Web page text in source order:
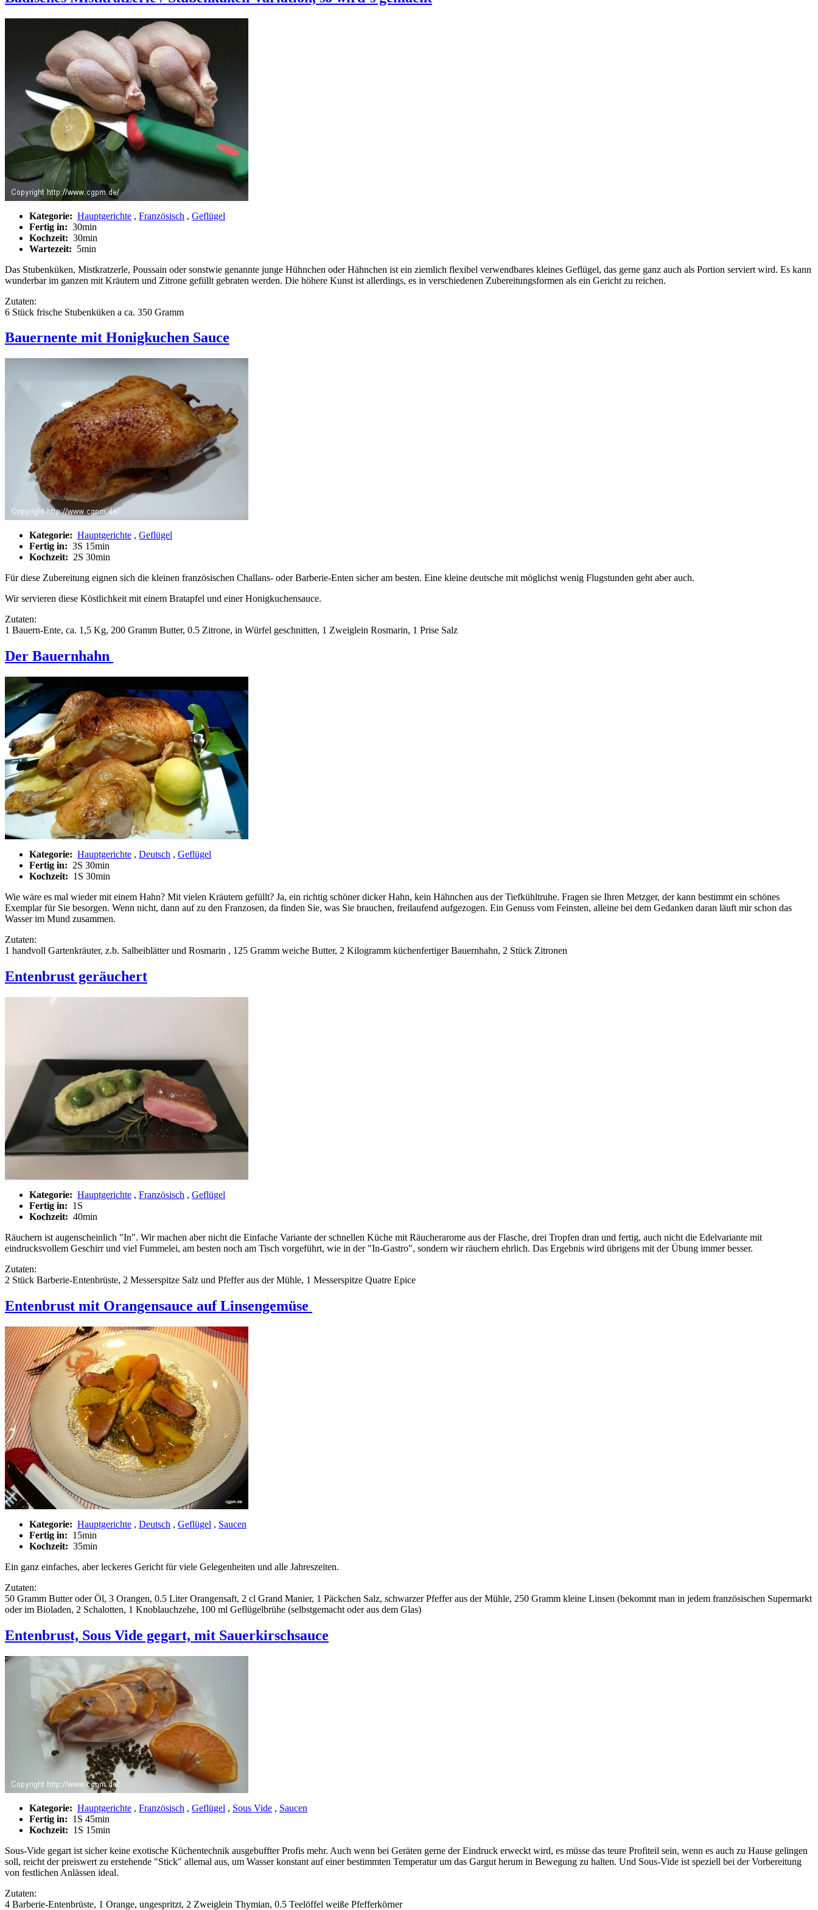
Kategorie: Hauptgerichte , Französisch , Geflügel
Fertig in: 30min
Kochzeit: 30min
Wartezeit: 5min
Das Stubenküken, Mistkratzerle, Poussain oder sonstwie genannte junge Hühnchen oder Hähnchen ist ein ziemlich flexibel verwendbares kleines Geflügel, das gerne ganz auch als Portion serviert wird. Es kann
wunderbar im ganzen mit Kräutern und Zitrone gefüllt gebraten werden. Die höhere Kunst ist allerdings, es in verschiedenen Zubereitungsformen als ein Gericht zu reichen.
Zutaten:
6 Stück frische Stubenküken a ca. 350 Gramm
Bauernente mit Honigkuchen Sauce
Kategorie: Hauptgerichte , Geflügel
Fertig in: 3S 15min
Kochzeit: 2S 30min
Für diese Zubereitung eignen sich die kleinen französischen Challans- oder Barberie-Enten sicher am besten. Eine kleine deutsche mit möglichst wenig Flugstunden geht aber auch.
Wir servieren diese Köstlichkeit mit einem Bratapfel und einer Honigkuchensauce.
Zutaten:
1 Bauern-Ente, ca. 1,5 Kg, 200 Gramm Butter, 0.5 Zitrone, in Würfel geschnitten, 1 Zweiglein Rosmarin, 1 Prise Salz
Der Bauernhahn
Kategorie: Hauptgerichte , Deutsch , Geflügel
Fertig in: 2S 30min
Kochzeit: 1S 30min
Wie wäre es mal wieder mit einem Hahn? Mit vielen Kräutern gefüllt? Ja, ein richtig schöner dicker Hahn, kein Hähnchen aus der Tiefkühltruhe. Fragen sie Ihren Metzger, der kann bestimmt ein schönes
Exemplar für Sie besorgen. Wenn nicht, dann auf zu den Franzosen, da finden Sie, was Sie brauchen, freilaufend aufgezogen. Ein Genuss vom Feinsten, alleine bei dem Gedanken daran läuft mir schon das
Wasser im Mund zusammen.
Zutaten:
1 handvoll Gartenkräuter, z.b. Salbeiblätter und Rosmarin , 125 Gramm weiche Butter, 2 Kilogramm küchenfertiger Bauernhahn, 2 Stück Zitronen
Entenbrust geräuchert
Kategorie: Hauptgerichte , Französisch , Geflügel
Fertig in: 1S
Kochzeit: 40min
Räuchern ist augenscheinlich "In". Wir machen aber nicht die Einfache Variante der schnellen Küche mit Räucherarome aus der Flasche, drei Tropfen dran und fertig, auch nicht die Edelvariante mit
eindrucksvollem Geschirr und viel Fummelei, am besten noch am Tisch vorgeführt, wie in der "In-Gastro", sondern wir räuchern ehrlich. Das Ergebnis wird übrigens mit der Übung immer besser.
Zutaten:
2 Stück Barberie-Entenbrüste, 2 Messerspitze Salz und Pfeffer aus der Mühle, 1 Messerspitze Quatre Epice
Entenbrust mit Orangensauce auf Linsengemüse
Kategorie: Hauptgerichte , Deutsch , Geflügel , Saucen
Fertig in: 15min
Kochzeit: 35min
Ein ganz einfaches, aber leckeres Gericht für viele Gelegenheiten und alle Jahreszeiten.
Zutaten:
50 Gramm Butter oder Öl, 3 Orangen, 0.5 Liter Orangensaft, 2 cl Grand Manier, 1 Päckchen Salz, schwarzer Pfeffer aus der Mühle, 250 Gramm kleine Linsen (bekommt man in jedem französischen Supermarkt
oder im Bioladen, 2 Schalotten, 1 Knoblauchzehe, 100 ml Geflügelbrühe (selbstgemacht oder aus dem Glas)
Entenbrust, Sous Vide gegart, mit Sauerkirschsauce
Kategorie: Hauptgerichte , Französisch , Geflügel , Sous Vide , Saucen
Fertig in: 1S 45min
Kochzeit: 1S 15min
Sous-Vide gegart ist sicher keine exotische Küchentechnik ausgebuffter Profis mehr. Auch wenn bei Geräten gerne der Eindruck erweckt wird, es müsse das teure Profiteil sein, wenn es auch zu Hause gelingen
soll, reicht der preiswert zu erstehende "Stick" allemal aus, um Wasser konstant auf einer bestimmten Temperatur um das Gargut herum in Bewegung zu halten. Und Sous-Vide ist speziell bei der Vorbereitung
von festlichen Anlässen ideal.
Zutaten:
4 Barberie-Entenbrüste, 1 Orange, ungespritzt, 2 Zweiglein Thymian, 0.5 Teelöffel weiße Pfefferkörner